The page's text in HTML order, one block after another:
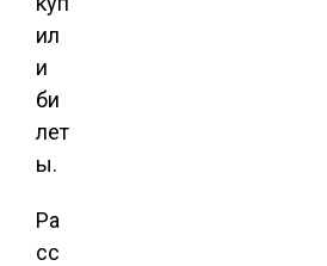
ил
и
би
лет
ы.
Ра
сс